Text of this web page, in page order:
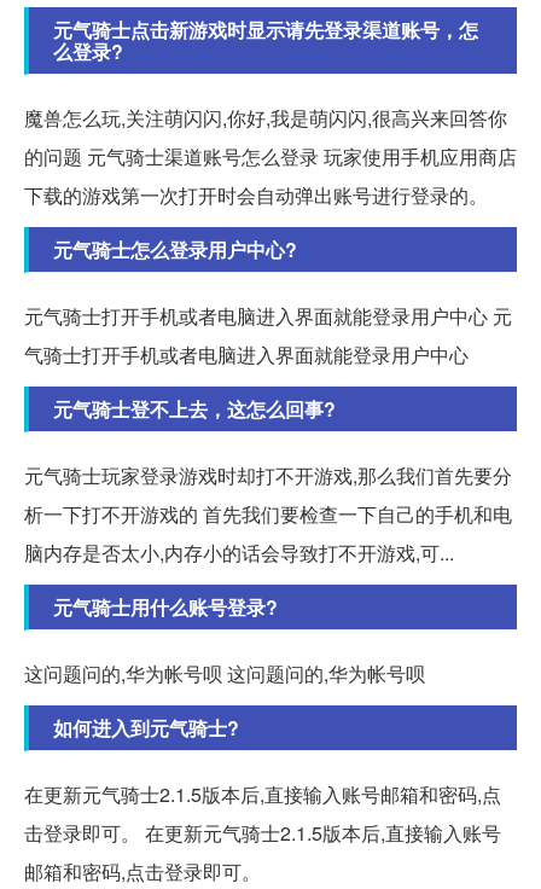
元气骑士点击新游戏时显示请先登录渠道账号，怎
么登录?
魔兽怎么玩,关注萌闪闪,你好,我是萌闪闪,很高兴来回答你
的问题 元气骑士渠道账号怎么登录 玩家使用手机应用商店
下载的游戏第一次打开时会自动弹出账号进行登录的。
元气骑士怎么登录用户中心?
元气骑士打开手机或者电脑进入界面就能登录用户中心 元
气骑士打开手机或者电脑进入界面就能登录用户中心
元气骑士登不上去，这怎么回事?
元气骑士玩家登录游戏时却打不开游戏,那么我们首先要分
析一下打不开游戏的 首先我们要检查一下自己的手机和电
脑内存是否太小,内存小的话会导致打不开游戏,可...
元气骑士用什么账号登录?
这问题问的,华为帐号呗 这问题问的,华为帐号呗
如何进入到元气骑士?
在更新元气骑士2.1.5版本后,直接输入账号邮箱和密码,点
击登录即可。 在更新元气骑士2.1.5版本后,直接输入账号
邮箱和密码,点击登录即可。